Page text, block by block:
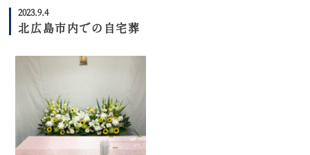
2023.9.4
北広島市内での自宅葬